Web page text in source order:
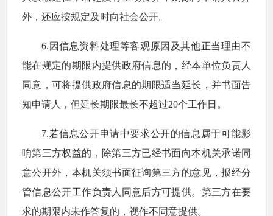
外，还应按规定及时向社会公开。
6.因信息资料处理等客观原因及其他正当理由不
能在规定的期限内提供政府信息的，经本单位负责人
同意，可将提供政府信息的期限适当延长，并书面告
知申请人，但延长期限最长不超过20个工作日。
7.若信息公开申请中要求公开的信息属于可能影
响第三方权益的，除第三方已经书面向本机关承诺同
意公开外，本机关须书面征询第三方的意见，报经分
管信息公开工作负责人同意后方可提供。第三方在要
求的期限内未作答复的，视作不同意提供。